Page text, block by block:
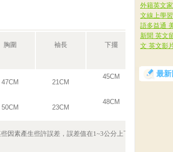
胸圍 袖長 下擺 衣長
47CM 21CM
45CM
64CM
50CM 23CM
48CM
因素產生些許誤差，誤差值在1~3公分上下為合理範圍
外籍英文
文線上學
語多益通
新聞 英文
文 英文影
最